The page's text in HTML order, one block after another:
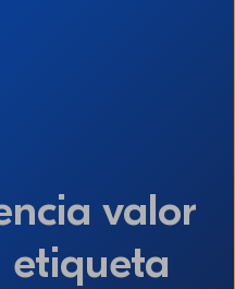
valor
etiqueta